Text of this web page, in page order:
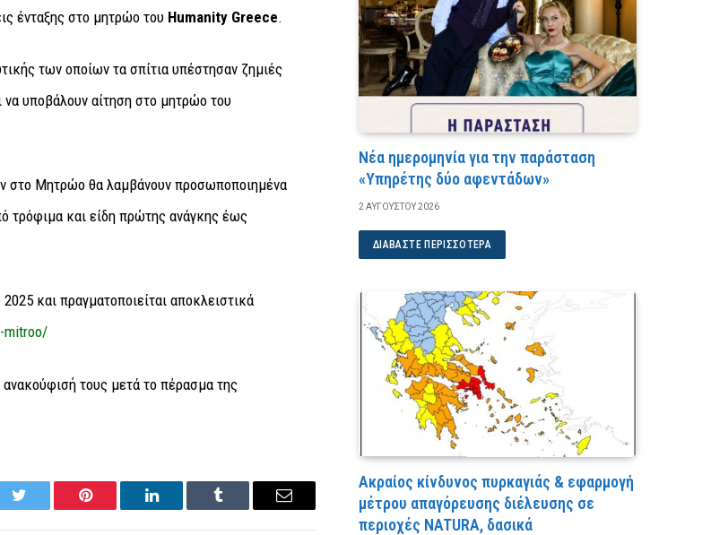
ένταξης στο μητρώο του Humanity Greece.
των οποίων τα σπίτια υπέστησαν ζημιές
υποβάλουν αίτηση στο μητρώο του
στο Μητρώο θα λαμβάνουν προσωποποιημένα
τρόφιμα και είδη πρώτης ανάγκης έως
και πραγματοποιείται αποκλειστικά
mitroo/
ανακούφισή τους μετά το πέρασμα της
Twitter Pinterest LinkedIn Tumblr Email
Νέα ημερομηνία για την παράσταση
«Υπηρέτης δύο αφεντάδων»
2 ΑΥΓΟΎΣΤΟΥ 2026
ΔΙΑΒΆΣΤΕ ΠΕΡΙΣΣΌΤΕΡΑ
Ακραίος κίνδυνος πυρκαγιάς & εφαρμογή
μέτρου απαγόρευσης διέλευσης σε
περιοχές NATURA, δασικά